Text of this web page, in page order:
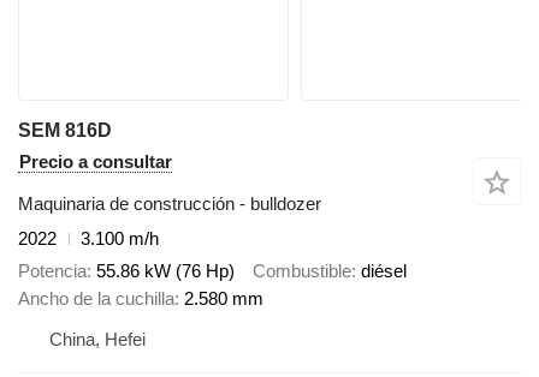
SEM 816D
Precio a consultar
Maquinaria de construcción - bulldozer
2022
3.100 m/h
Potencia 55.86 kW (76 Hp) Combustible diésel
Ancho de la cuchilla 2.580 mm
China, Hefei